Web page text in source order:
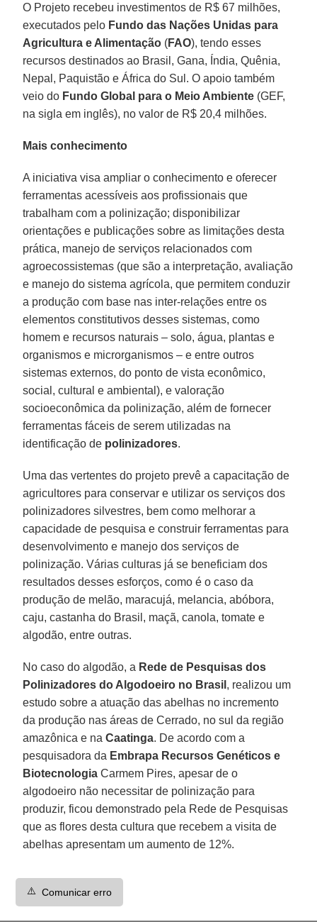
O Projeto recebeu investimentos de R$ 67 milhões,
executados pelo Fundo das Nações Unidas para
Agricultura e Alimentação (FAO), tendo esses
recursos destinados ao Brasil, Gana, Índia, Quênia,
Nepal, Paquistão e África do Sul. O apoio também
veio do Fundo Global para o Meio Ambiente (GEF,
na sigla em inglês), no valor de R$ 20,4 milhões.
Mais conhecimento
A iniciativa visa ampliar o conhecimento e oferecer
ferramentas acessíveis aos profissionais que
trabalham com a polinização; disponibilizar
orientações e publicações sobre as limitações desta
prática, manejo de serviços relacionados com
agroecossistemas (que são a interpretação, avaliação
e manejo do sistema agrícola, que permitem conduzir
a produção com base nas inter-relações entre os
elementos constitutivos desses sistemas, como
homem e recursos naturais – solo, água, plantas e
organismos e microrganismos – e entre outros
sistemas externos, do ponto de vista econômico,
social, cultural e ambiental), e valoração
socioeconômica da polinização, além de fornecer
ferramentas fáceis de serem utilizadas na
identificação de polinizadores.
Uma das vertentes do projeto prevê a capacitação de
agricultores para conservar e utilizar os serviços dos
polinizadores silvestres, bem como melhorar a
capacidade de pesquisa e construir ferramentas para
desenvolvimento e manejo dos serviços de
polinização. Várias culturas já se beneficiam dos
resultados desses esforços, como é o caso da
produção de melão, maracujá, melancia, abóbora,
caju, castanha do Brasil, maçã, canola, tomate e
algodão, entre outras.
No caso do algodão, a Rede de Pesquisas dos
Polinizadores do Algodoeiro no Brasil , realizou um
estudo sobre a atuação das abelhas no incremento
da produção nas áreas de Cerrado, no sul da região
amazônica e naCaatinga. De acordo com a
pesquisadora da Embrapa Recursos Genéticos e
Biotecnologia Carmem Pires, apesar de o
algodoeiro não necessitar de polinização para
produzir, ficou demonstrado pela Rede de Pesquisas
que as flores desta cultura que recebem a visita de
abelhas apresentam um aumento de 12%.
⚠️ Comunicar erro